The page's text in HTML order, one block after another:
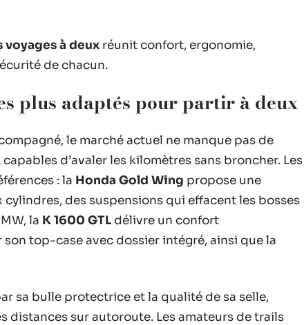
à deux réunit confort, ergonomie,
de chacun.
plus adaptés pour partir à deux
le marché actuel ne manque pas de
capables d’avaler les kilomètres sans broncher. Les
: la Honda Gold Wing propose une
des suspensions qui effacent les bosses
la K 1600 GTL délivre un confort
top-case avec dossier intégré, ainsi que la
sa bulle protectrice et la qualité de sa selle,
distances sur autoroute. Les amateurs de trails